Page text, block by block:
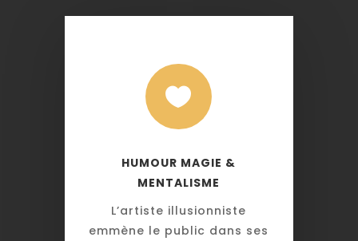

HUMOUR MAGIE &
MENTALISME
L’artiste illusionniste
emmène le public dans ses